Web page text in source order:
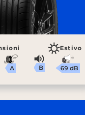
Estivo
A B 69 dB